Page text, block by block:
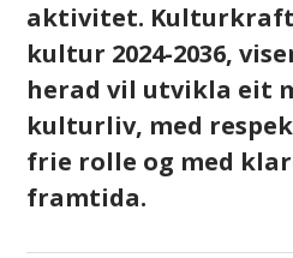
aktivitet.
kultur 2024-2036,
herad vil utvikla eit
kulturliv, med
frie rolle og med
framtida.